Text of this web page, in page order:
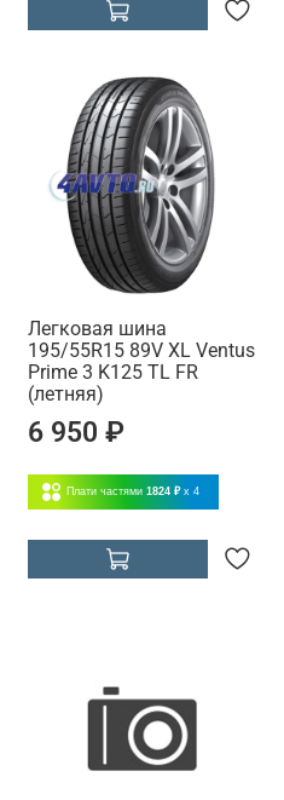
Легковая шина
195/55R15 89V XL Ventus
Prime 3 K125 TL FR
(летняя)
6 950 ₽
Плати частями 1824 ₽ x 4